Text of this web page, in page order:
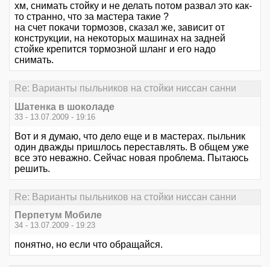
хм, снимать стойку и не делать потом развал это как-
то странно, что за мастера такие ?
на счет покачи тормозов, сказал же, зависит от
конструкции, на некоторых машинах на задней
стойке крепится тормозной шланг и его надо
снимать.
Re: Варианты пыльников на стойки ниссан санни
Шатенка в шоколаде
33 - 13.07.2009 - 19:16
Вот и я думаю, что дело еще и в мастерах. пыльник
один дважды пришлось переставлять. В общем уже
все это неважно. Сейчас новая проблема. Пытаюсь
решить.
Re: Варианты пыльников на стойки ниссан санни
Перпетум Мобиле
34 - 13.07.2009 - 19:23
понятно, но если что обращайся.